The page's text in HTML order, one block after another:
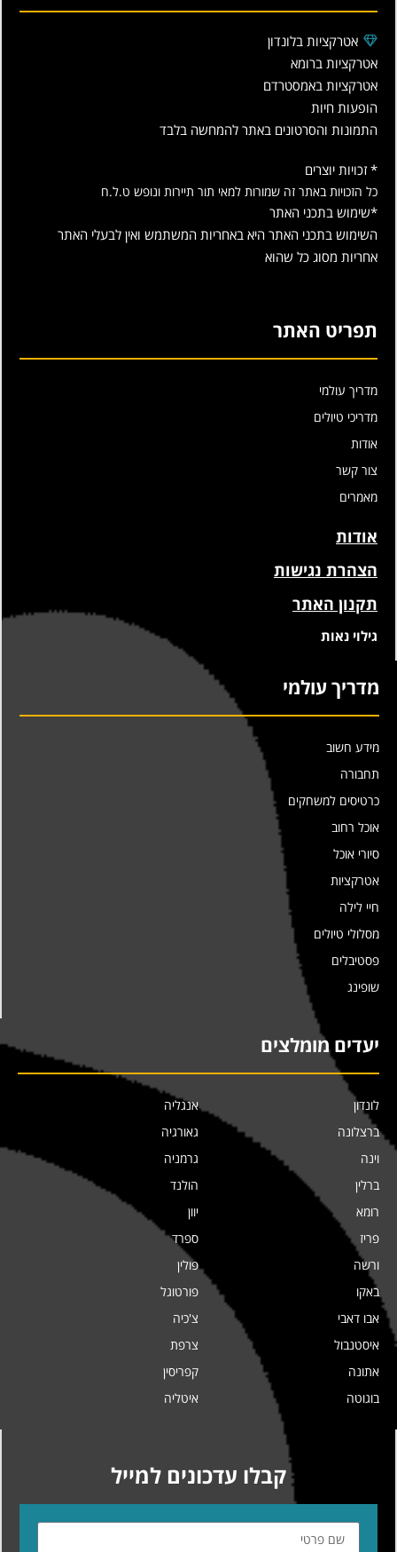
אטרקציות בלונדון
אטרקציות ברומא
אטרקציות באמסטרדם
הופעות חיות
התמונות והסרטונים באתר להמחשה בלבד
* זכויות יוצרים
כל הזכויות באתר זה שמורות למאי תור תיירות ונופש ט.ל.ח
*שימוש בתכני האתר
השימוש בתכני האתר היא באחריות המשתמש ואין לבעלי האתר
אחריות מסוג כל שהוא
תפריט האתר
מדריך עולמי
מדריכי טיולים
אודות
צור קשר
מאמרים
אודות
הצהרת נגישות
תקנון האתר
גילוי נאות
מדריך עולמי
מידע חשוב
תחבורה
כרטיסים למשחקים
אוכל רחוב
סיורי אוכל
אטרקציות
חיי לילה
מסלולי טיולים
פסטיבלים
שופינג
יעדים מומלצים
לונדון
ברצלונה
וינה
ברלין
רומא
פריז
ורשה
באקו
אבו דאבי
איסטנבול
אתונה
בוגוטה
אנגליה
גאורגיה
גרמניה
הולנד
יוון
ספרד
פולין
פורטוגל
צ'כיה
צרפת
קפריסין
איטליה
קבלו עדכונים למייל